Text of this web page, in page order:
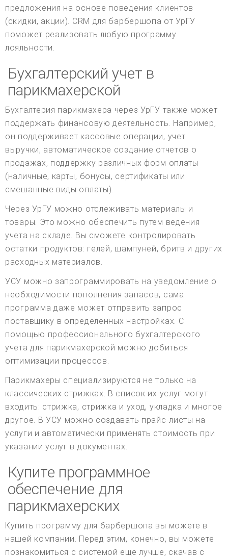
предложения на основе поведения клиентов
(скидки, акции). CRM для барбершопа от УрГУ
поможет реализовать любую программу
лояльности.
Бухгалтерский учет в
парикмахерской
Бухгалтерия парикмахера через УрГУ также может
поддержать финансовую деятельность. Например,
он поддерживает кассовые операции, учет
выручки, автоматическое создание отчетов о
продажах, поддержку различных форм оплаты
(наличные, карты, бонусы, сертификаты или
смешанные виды оплаты).
Через УрГУ можно отслеживать материалы и
товары. Это можно обеспечить путем ведения
учета на складе. Вы сможете контролировать
остатки продуктов: гелей, шампуней, бритв и других
расходных материалов.
УСУ можно запрограммировать на уведомление о
необходимости пополнения запасов, сама
программа даже может отправить запрос
поставщику в определенных настройках. С
помощью профессионального бухгалтерского
учета для парикмахерской можно добиться
оптимизации процессов.
Парикмахеры специализируются не только на
классических стрижках. В список их услуг могут
входить: стрижка, стрижка и уход, укладка и многое
другое. В УСУ можно создавать прайс-листы на
услуги и автоматически применять стоимость при
указании услуг в документах.
Купите программное
обеспечение для
парикмахерских
Купить программу для барбершопа вы можете в
нашей компании. Перед этим, конечно, вы можете
познакомиться с системой еще лучше, скачав с